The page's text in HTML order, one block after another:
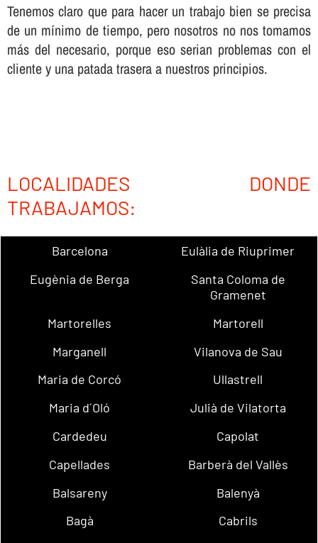
Tenemos claro que para hacer un trabajo bien se precisa
de un mí­nimo de tiempo, pero nosotros no nos tomamos
más del necesario, porque eso serian problemas con el
cliente y una patada trasera a nuestros principios.
LOCALIDADES DONDE
TRABAJAMOS:
Barcelona
Eulàlia de Riuprimer
Eugènia de Berga
Santa Coloma de
Gramenet
Martorelles
Martorell
Marganell
Vilanova de Sau
Maria de Corcó
Ullastrell
Maria d´Oló
Julià de Vilatorta
Cardedeu
Capolat
Capellades
Barberà del Vallès
Balsareny
Balenyà
Bagà
Cabrils